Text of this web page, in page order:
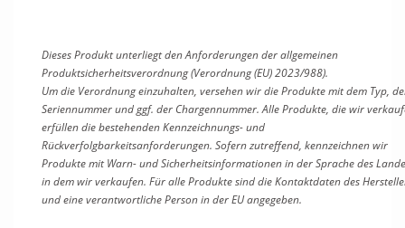
Dieses Produkt unterliegt den Anforderungen der allgemeinen
Produktsicherheitsverordnung (Verordnung (EU) 2023/988).
Um die Verordnung einzuhalten, versehen wir die Produkte mit dem Typ,
Seriennummer und ggf. der Chargennummer. Alle Produkte, die wir
erfüllen die bestehenden Kennzeichnungs- und
Rückverfolgbarkeitsanforderungen. Sofern zutreffend, kennzeichnen wir
Produkte mit Warn- und Sicherheitsinformationen in der Sprache des
in dem wir verkaufen. Für alle Produkte sinddie Kontaktdaten des
undeine verantwortliche Person in der EU angegeben.